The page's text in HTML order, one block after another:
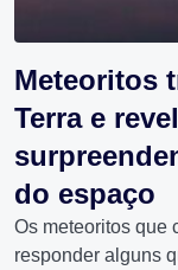
Meteoritos
Terra e
do espaço
Os meteoritos que
responder alguns